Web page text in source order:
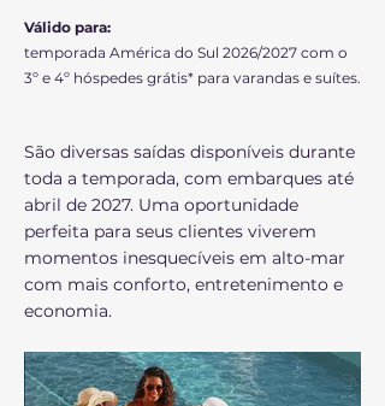
Válido para:
temporada América do Sul 2026/2027 com o
3º e 4º hóspedes grátis* para varandas e suítes.
São diversas saídas disponíveis durante
toda a temporada, com embarques até
abril de 2027. Uma oportunidade
perfeita para seus clientes viverem
momentos inesquecíveis em alto-mar
com mais conforto, entretenimento e
economia.